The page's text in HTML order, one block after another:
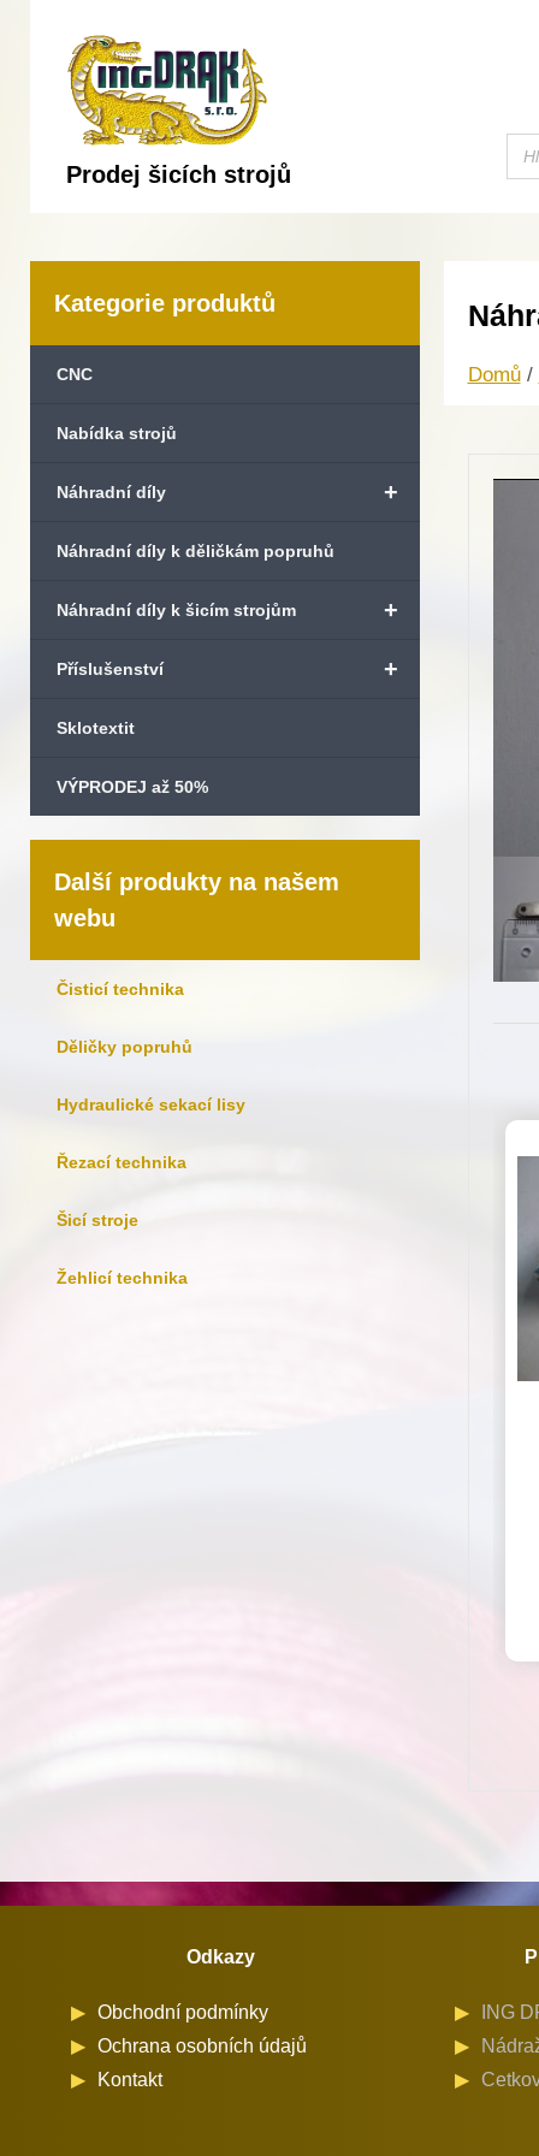
Prodej šicích strojů
Kategorie produktů
CNC
Nabídka strojů
+
Náhradní díly
Náhradní díly k děličkám popruhů
+
Náhradní díly k šicím strojům
+
Příslušenství
Sklotextit
VÝPRODEJ až 50%
Další produkty na našem
webu
Čisticí technika
Děličky popruhů
Hydraulické sekací lisy
Řezací technika
Šicí stroje
Žehlicí technika
Domů/
Odkazy
Obchodní podmínky
Ochrana osobních údajů
Kontakt
ING